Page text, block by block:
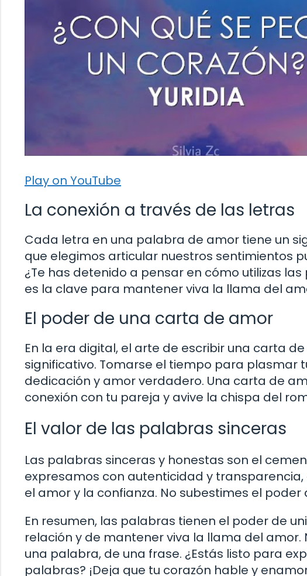
Play on YouTube
La conexión a través de las letras
Cada letra en una palabra de amor tiene un
que elegimos articular nuestros sentimientos
¿Te has detenido a pensar en cómo utilizas
es la clave para mantener viva la llama del
El poder de una carta de amor
En la era digital, el arte de escribir una carta
significativo. Tomarse el tiempo para plasmar
dedicación y amor verdadero. Una carta de
conexión con tu pareja y avive la chispa del
El valor de las palabras sinceras
Las palabras sinceras y honestas son el
expresamos con autenticidad y
el amor y la confianza. No subestimes el
En resumen, las palabras tienen el poder de
relación y de mantener viva la llama del
una palabra, de una frase. ¿Estás listo para
palabras? ¡Deja que tu corazón hable y